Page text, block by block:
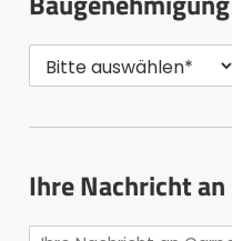
Ihre Nachricht an